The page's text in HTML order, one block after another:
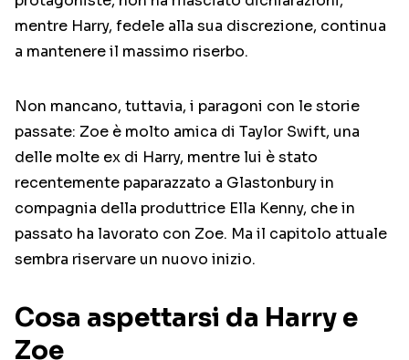
mentre Harry, fedele alla sua discrezione, continua
a mantenere il massimo riserbo.
Non mancano, tuttavia, i paragoni con le storie
passate: Zoe è molto amica di Taylor Swift, una
delle molte ex di Harry, mentre lui è stato
recentemente paparazzato a Glastonbury in
compagnia della produttrice Ella Kenny, che in
passato ha lavorato con Zoe. Ma il capitolo attuale
sembra riservare un nuovo inizio.
Cosa aspettarsi da Harry e
Zoe